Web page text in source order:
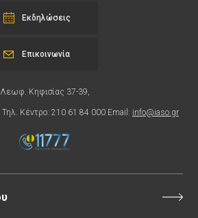
Εκδηλώσεις
Λεωφ. Κηφισίας 37-39,
Κέντρο: 210 61 84 000 Email: info@iaso.gr
Επικοινωνία